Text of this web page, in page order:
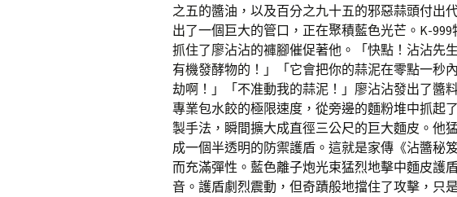
之五的醬油，以及百分之九十五的邪惡蒜頭付出
出了一個巨大的管口，正在聚積藍色光芒。K-
抓住了廖沾沾的褲腳催促著他。「快點！沾沾先
有機發酵物的！」「它會把你的蒜泥在零點一秒
劫啊！」「不准動我的蒜泥！」廖沾沾發出了醬
專業包水餃的極限速度，從旁邊的麵粉堆中抓起
製手法，瞬間擴大成直徑三公尺的巨大麵皮。他
成一個半透明的防禦護盾。這就是家傳《沾醬秘
而充滿彈性。藍色離子炮光束猛烈地擊中麵皮護
音。護盾劇烈震動，但奇蹟般地擋住了攻擊，只